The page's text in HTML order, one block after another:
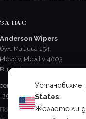
Установихме,
States
Желаете ли
ЗА НАС
Anderson Wipers
бул. Марица 154
Plovdiv, Plovdiv 4003
Bulgaria
+359 32 625 417
Пон - Пет / 8:15 - 17:00